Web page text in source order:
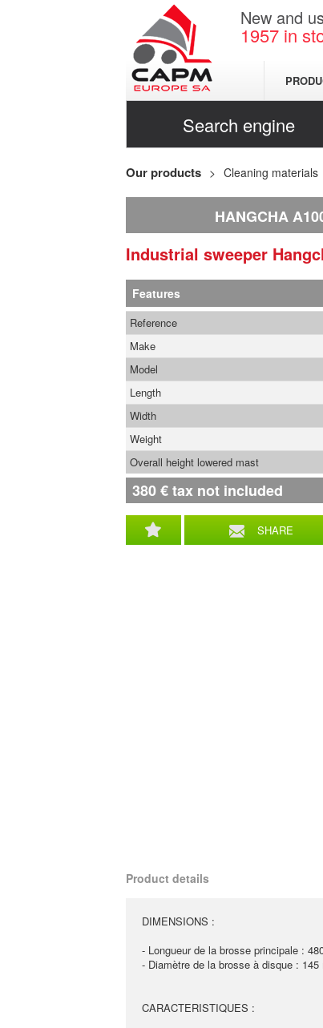
New and
1957 in
Search engine
Our products Cleaning materials
HANGCHA
Industrial sweeper
Features
SHARE
Reference
Make
Model
Length
Width
Weight
Overall height lowered mast
380€tax not included
Product details
DIMENSIONS :
- Longueur de la brosse principale :
- Diamètre de la brosse à disque : 145
CARACTERISTIQUES :